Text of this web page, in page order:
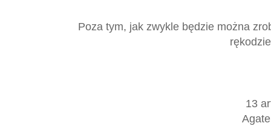
Poza tym, jak zwykle będzie można
13